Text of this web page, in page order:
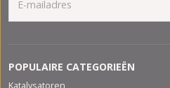
POPULAIRE CATEGORIEËN
Katalysatoren